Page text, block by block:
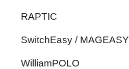
RAPTIC
SwitchEasy / MAGEASY
WilliamPOLO